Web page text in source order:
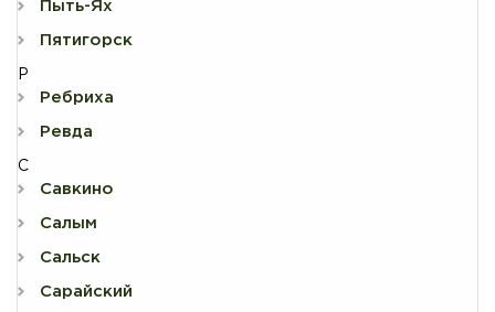
Пыть-Ях
Пятигорск
Р
Ребриха
Ревда
С
Савкино
Салым
Сальск
Сарайский